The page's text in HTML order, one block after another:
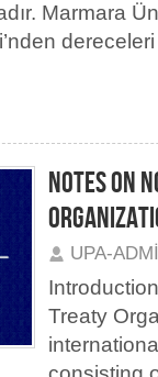
Marmara
NOTES ON
UPA-
Treaty